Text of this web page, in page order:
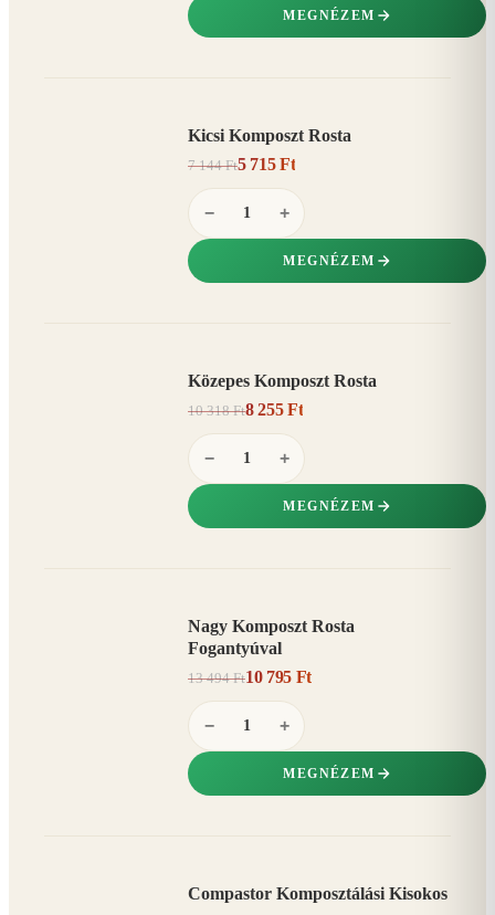
MEGNÉZEM
Kicsi Komposzt Rosta
7 144 Ft5 715 Ft
− +
MEGNÉZEM
Közepes Komposzt Rosta
10 318 Ft8 255 Ft
− +
MEGNÉZEM
Nagy Komposzt Rosta
Fogantyúval
13 494 Ft10 795 Ft
− +
MEGNÉZEM
Compastor Komposztálási Kisokos